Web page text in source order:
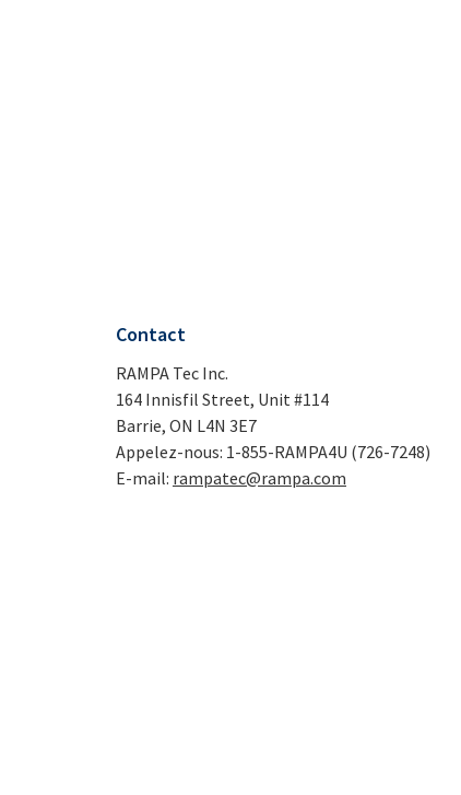
Contact
RAMPA Tec Inc.
164 Innisfil Street, Unit #114
Barrie, ON L4N 3E7
Appelez-nous: 1-855-RAMPA4U (726-7248)
E-mail: rampatec@rampa.com